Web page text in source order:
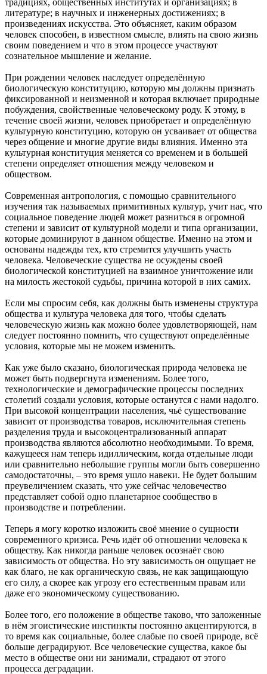
литературе; в научных и инженерных достижениях; в
произведениях искусства. Это объясняет, каким образом
человек способен, в известном смысле, влиять на свою жизнь
своим поведением и что в этом процессе участвуют
сознательное мышление и желание.
При рождении человек наследует определённую
биологическую конституцию, которую мы должны признать
фиксированной и неизменной и которая включает природные
побуждения, свойственные человеческому роду. К этому, в
течение своей жизни, человек приобретает и определённую
культурную конституцию, которую он усваивает от общества
через общение и многие другие виды влияния. Именно эта
культурная конституция меняется со временем и в большей
степени определяет отношения между человеком и
обществом.
Современная антропология, с помощью сравнительного
изучения так называемых примитивных культур, учит нас, что
социальное поведение людей может разниться в огромной
степени и зависит от культурной модели и типа организации,
которые доминируют в данном обществе. Именно на этом и
основаны надежды тех, кто стремится улучшить участь
человека. Человеческие существа не осуждены своей
биологической конституцией на взаимное уничтожение или
на милость жестокой судьбы, причина которой в них самих.
Если мы спросим себя, как должны быть изменены структура
общества и культура человека для того, чтобы сделать
человеческую жизнь как можно более удовлетворяющей, нам
следует постоянно помнить, что существуют определённые
условия, которые мы не можем изменить.
Как уже было сказано, биологическая природа человека не
может быть подвергнута изменениям. Более того,
технологические и демографические процессы последних
столетий создали условия, которые останутся с нами надолго.
При высокой концентрации населения, чьё существование
зависит от производства товаров, исключительная степень
разделения труда и высокоцентрализованный аппарат
производства являются абсолютно необходимыми. То время,
кажущееся нам теперь идиллическим, когда отдельные люди
или сравнительно небольшие группы могли быть совершенно
самодостаточны, – это время ушло навеки. Не будет большим
преувеличением сказать, что уже сейчас человечество
представляет собой одно планетарное сообщество в
производстве и потреблении.
Теперь я могу коротко изложить своё мнение о сущности
современного кризиса. Речь идёт об отношении человека к
обществу. Как никогда раньше человек осознаёт свою
зависимость от общества. Но эту зависимость он ощущает не
как благо, не как органическую связь, не как защищающую
его силу, а скорее как угрозу его естественным правам или
даже его экономическому существованию.
Более того, его положение в обществе таково, что заложенные
в нём эгоистические инстинкты постоянно акцентируются, в
то время как социальные, более слабые по своей природе, всё
больше деградируют. Все человеческие существа, какое бы
место в обществе они ни занимали, страдают от этого
процесса деградации.